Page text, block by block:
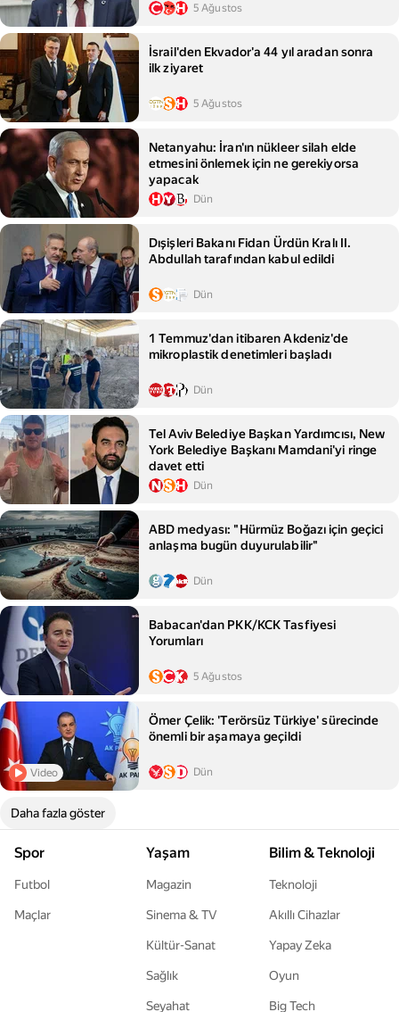
5 Ağustos
İsrail'den Ekvador'a 44 yıl aradan sonra
ilk ziyaret
5 Ağustos
Netanyahu: İran'ın nükleer silah elde
etmesini önlemek için ne gerekiyorsa
yapacak
Dün
Dışişleri Bakanı Fidan Ürdün Kralı II.
Abdullah tarafından kabul edildi
Dün
1 Temmuz'dan itibaren Akdeniz'de
mikroplastik denetimleri başladı
Dün
Tel Aviv Belediye Başkan Yardımcısı, New
York Belediye Başkanı Mamdani'yi ringe
davet etti
Dün
ABD medyası: "Hürmüz Boğazı için geçici
anlaşma bugün duyurulabilir"
Dün
Babacan'dan PKK/KCK Tasfiyesi
Yorumları
5 Ağustos
Video
Ömer Çelik: 'Terörsüz Türkiye' sürecinde
önemli bir aşamaya geçildi
Dün
Daha fazla göster
Spor
Futbol
Maçlar
Yaşam
Magazin
Sinema & TV
Kültür-Sanat
Sağlık
Seyahat
Bilim & Teknoloji
Teknoloji
Akıllı Cihazlar
Yapay Zeka
Oyun
Big Tech